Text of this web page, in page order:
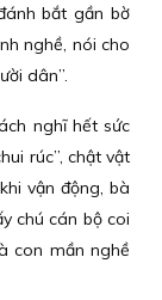
bắt gần bờ
nghề, nói cho
dân”.
nghĩ hết sức
rúc”, chật vật
vận động, bà
chú cán bộ coi
con mần nghề